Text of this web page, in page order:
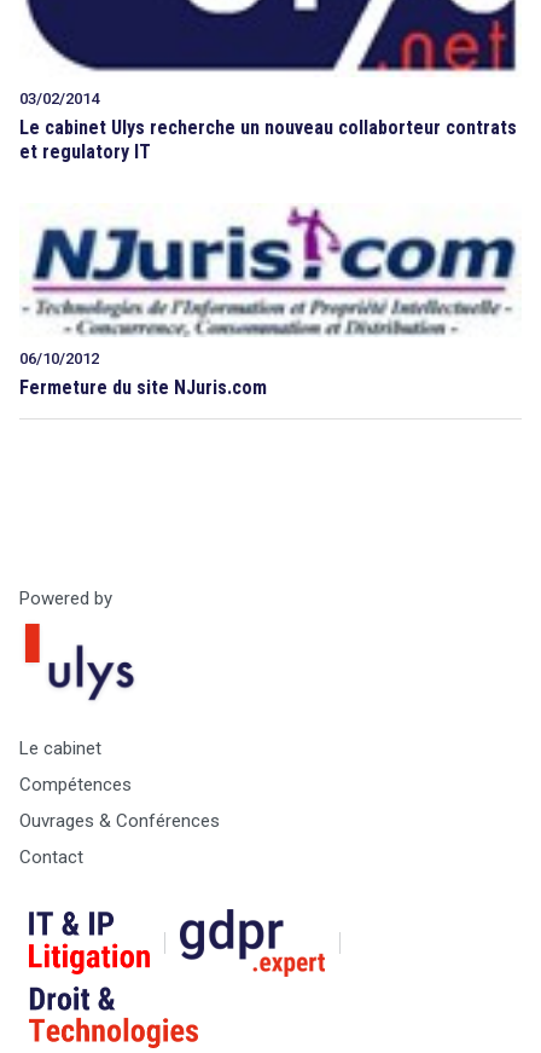
03/02/2014
Le cabinet Ulys recherche un nouveau collaborteur contrats
et regulatory IT
06/10/2012
Fermeture du site NJuris.com
Powered by
Le cabinet
Compétences
Ouvrages & Conférences
Contact